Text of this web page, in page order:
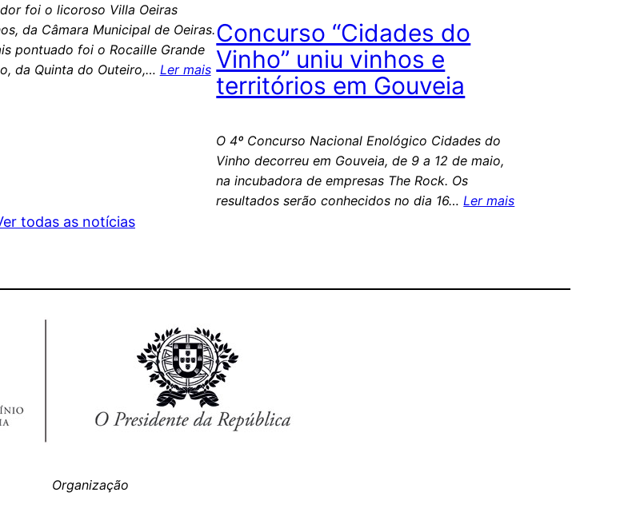
foi o licoroso Villa Oeiras
da Câmara Municipal de Oeiras.
pontuado foi o Rocaille Grande
da Quinta do Outeiro,… Ler mais
Concurso “Cidades do
Vinho” uniu vinhos e
territórios em Gouveia
O 4º Concurso Nacional Enológico Cidades do
Vinho decorreu em Gouveia, de 9 a 12 de maio,
na incubadora de empresas The Rock. Os
resultados serão conhecidos no dia 16… Ler mais
todas as notícias
Organização